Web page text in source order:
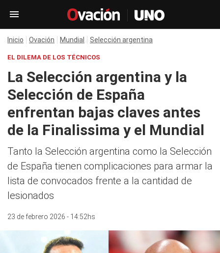
Inicio Ovación Mundial Selección argentina
EL DILEMA DE LOS TÉCNICOS
La Selección argentina y la
Selección de España
enfrentan bajas claves antes
de la Finalissima y el Mundial
Tanto la Selección argentina como la Selección
de España tienen complicaciones para armar la
lista de convocados frente a la cantidad de
lesionados
23 de febrero 2026 - 14:52hs